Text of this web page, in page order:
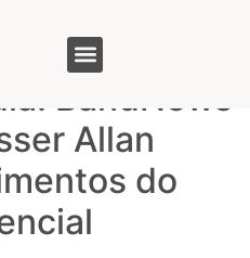
BandNews
Allan
do